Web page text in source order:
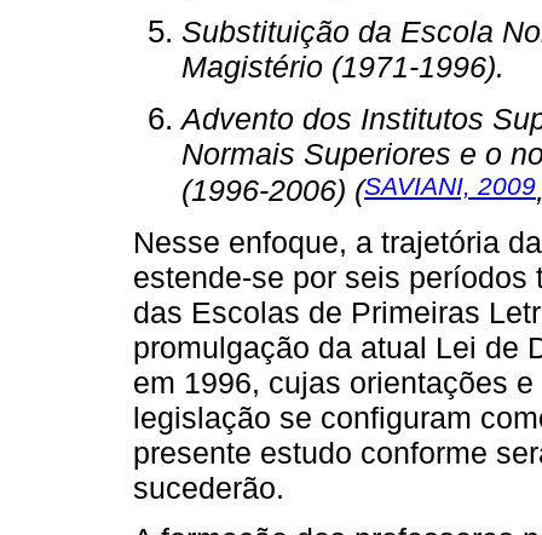
Substituição da Escola
Magistério (1971-1996).
Advento dos Institutos
Normais Superiores e o
(1996-2006) (SAVIANI, 2009
Nesse enfoque, a trajetória
estende-se por seis
das Escolas de Primeiras
promulgação da atual Lei de
em 1996, cujas orientações
legislação se configuram
presente estudo conforme
sucederão.